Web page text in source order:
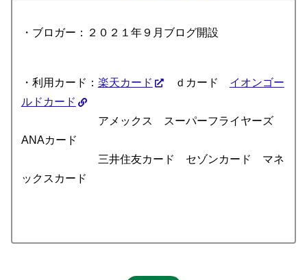
・ブロガー：２０２１年９月ブログ開設
・利用カード： 楽天カード ｄカード イオンゴー
ルドカード
アメックス スーパーフライヤーズ
ANAカード
三井住友カード セゾンカード マネ
ックスカード